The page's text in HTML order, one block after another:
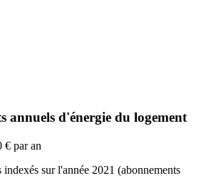
annuels d'énergie du logement
€ par an
sur l'année 2021 (abonnements